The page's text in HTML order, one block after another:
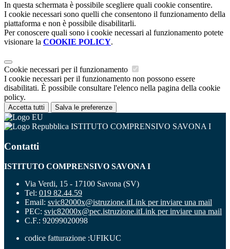
In questa schermata è possibile scegliere quali cookie consentire.
I cookie necessari sono quelli che consentono il funzionamento della
piattaforma e non è possibile disabilitarli.
Per conoscere quali sono i cookie necessari al funzionamento potete
visionare la COOKIE POLICY.
Cookie necessari per il funzionamento
I cookie necessari per il funzionamento non possono essere
disabilitati. È possibile consultare l'elenco nella pagina della cookie
policy.
Accetta tutti Salva le preferenze
ISTITUTO COMPRENSIVO SAVONA I
Contatti
ISTITUTO COMPRENSIVO SAVONA I
Via Verdi, 15 - 17100 Savona (SV)
Tel: 019 82.44.59
Email: svic82000x@istruzione.itLink per inviare una mail
PEC: svic82000x@pec.istruzione.itLink per inviare una mail
C.F.: 92099020098
codice fatturazione :UFIKUC